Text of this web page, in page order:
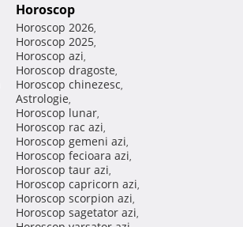
Horoscop
Horoscop 2026,
Horoscop 2025,
Horoscop azi,
Horoscop dragoste,
Horoscop chinezesc,
Astrologie,
Horoscop lunar,
Horoscop rac azi,
Horoscop gemeni azi,
Horoscop fecioara azi,
Horoscop taur azi,
Horoscop capricorn azi,
Horoscop scorpion azi,
Horoscop sagetator azi,